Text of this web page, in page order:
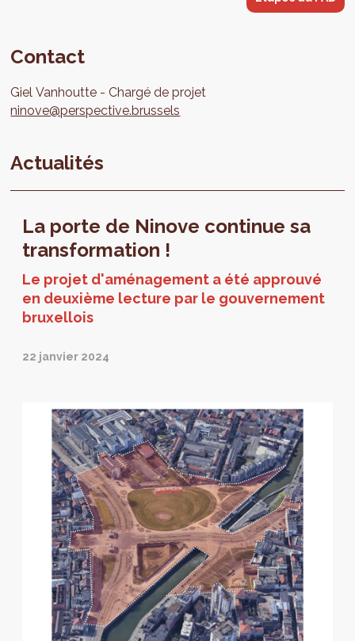
Contact
Giel Vanhoutte
Chargé de projet
ninove@perspective.brussels
Actualités
La porte de Ninove continue sa
transformation !
Le projet d'aménagement a été approuvé
en deuxième lecture par le gouvernement
bruxellois
22 janvier 2024